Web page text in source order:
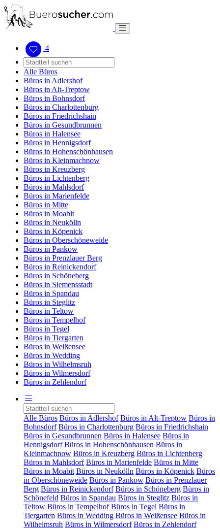
4
Alle Büros
Büros in Adlershof
Büros in Alt-Treptow
Büros in Bohnsdorf
Büros in Charlottenburg
Büros in Friedrichshain
Büros in Gesundbrunnen
Büros in Halensee
Büros in Hennigsdorf
Büros in Hohenschönhausen
Büros in Kleinmachnow
Büros in Kreuzberg
Büros in Lichtenberg
Büros in Mahlsdorf
Büros in Marienfelde
Büros in Mitte
Büros in Moabit
Büros in Neukölln
Büros in Köpenick
Büros in Oberschöneweide
Büros in Pankow
Büros in Prenzlauer Berg
Büros in Reinickendorf
Büros in Schöneberg
Büros in Siemensstadt
Büros in Spandau
Büros in Steglitz
Büros in Teltow
Büros in Tempelhof
Büros in Tegel
Büros in Tiergarten
Büros in Weißensee
Büros in Wedding
Büros in Wilhelmsruh
Büros in Wilmersdorf
Büros in Zehlendorf
Alle Büros Büros in Adlershof Büros in Alt-Treptow Büros in
Bohnsdorf Büros in Charlottenburg Büros in Friedrichshain
Büros in Gesundbrunnen Büros in Halensee Büros in
Hennigsdorf Büros in Hohenschönhausen Büros in
Kleinmachnow Büros in Kreuzberg Büros in Lichtenberg
Büros in Mahlsdorf Büros in Marienfelde Büros in Mitte
Büros in Moabit Büros in Neukölln Büros in Köpenick Büros
in Oberschöneweide Büros in Pankow Büros in Prenzlauer
Berg Büros in Reinickendorf Büros in Schöneberg Büros in
Schönefeld Büros in Spandau Büros in Steglitz Büros in
Teltow Büros in Tempelhof Büros in Tegel Büros in
Tiergarten Büros in Wedding Büros in Weißensee Büros in
Wilhelmsruh Büros in Wilmersdorf Büros in Zehlendorf